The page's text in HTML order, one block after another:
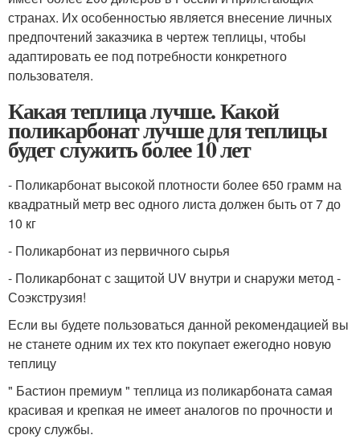
странах. Их особенностью является внесение личных
предпочтений заказчика в чертеж теплицы, чтобы
адаптировать ее под потребности конкретного
пользователя.
Какая теплица лучше. Какой
поликарбонат лучше для теплицы
будет служить более 10 лет
- Поликарбонат высокой плотности более 650 грамм на
квадратный метр вес одного листа должен быть от 7 до
10 кг
- Поликарбонат из первичного сырья
- Поликарбонат с защитой UV внутри и снаружи метод -
Соэкструзия!
Если вы будете пользоваться данной рекомендацией вы
не станете одним их тех кто покупает ежегодно новую
теплицу
" Бастион премиум " теплица из поликарбоната самая
красивая и крепкая не имеет аналогов по прочности и
сроку службы.